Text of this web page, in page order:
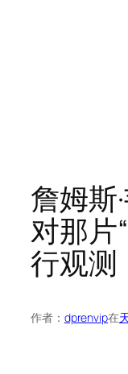
詹姆斯
对那片
行观测
作者： dprenvip在